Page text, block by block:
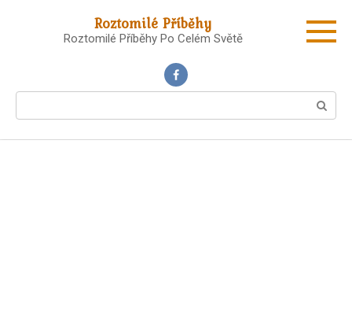
Roztomilé Příběhy
Roztomilé Příběhy Po Celém Světě